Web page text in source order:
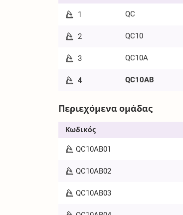
1 QC
2 QC10
3 QC10A
4 QC10AB
Περιεχόμενα ομάδας
Κωδικός
QC10AB01
QC10AB02
QC10AB03